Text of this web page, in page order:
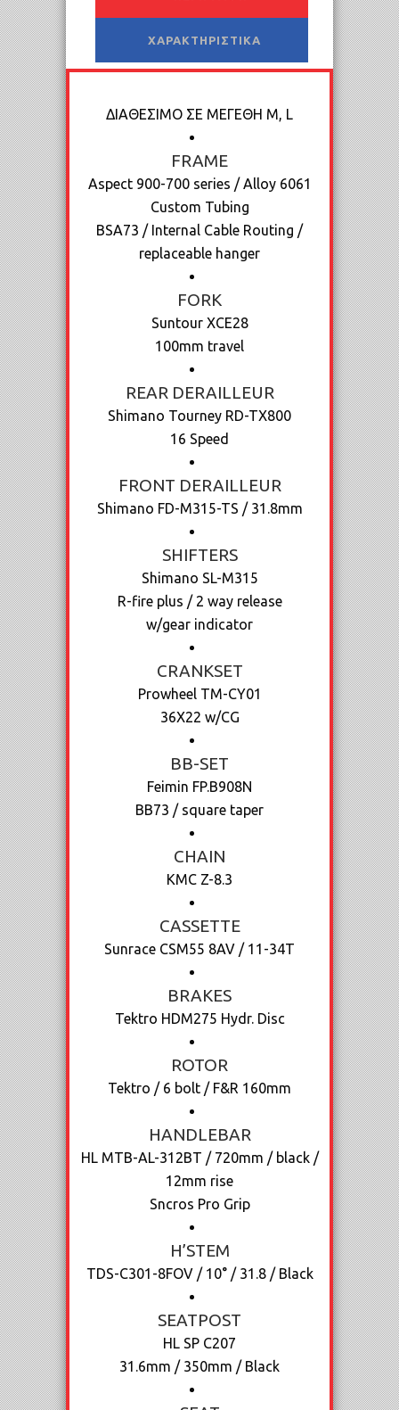
ΧΑΡΑΚΤΗΡΙΣΤΙΚΆ
ΔΙΑΘΕΣΙΜΟ ΣΕ ΜΕΓΕΘΗ M, L
FRAME
Aspect 900-700 series / Alloy 6061
Custom Tubing
BSA73 / Internal Cable Routing /
replaceable hanger
FORK
Suntour XCE28
100mm travel
REAR DERAILLEUR
Shimano Tourney RD-TX800
16 Speed
FRONT DERAILLEUR
Shimano FD-M315-TS / 31.8mm
SHIFTERS
Shimano SL-M315
R-fire plus / 2 way release
w/gear indicator
CRANKSET
Prowheel TM-CY01
36X22 w/CG
BB-SET
Feimin FP.B908N
BB73 / square taper
CHAIN
KMC Z-8.3
CASSETTE
Sunrace CSM55 8AV / 11-34T
BRAKES
Tektro HDM275 Hydr. Disc
ROTOR
Tektro / 6 bolt / F&R 160mm
HANDLEBAR
HL MTB-AL-312BT / 720mm / black /
12mm rise
Sncros Pro Grip
H’STEM
TDS-C301-8FOV / 10° / 31.8 / Black
SEATPOST
HL SP C207
31.6mm / 350mm / Black